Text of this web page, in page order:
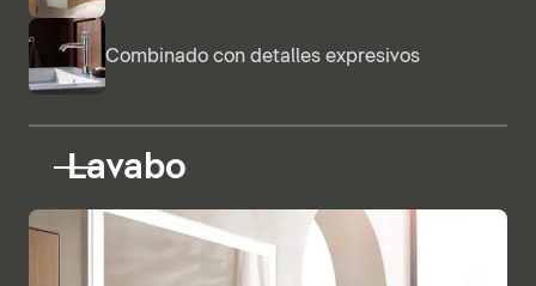
Combinado con detalles expresivos
Lavabo